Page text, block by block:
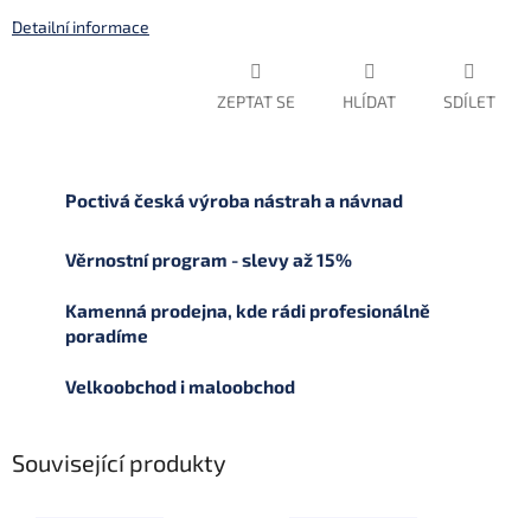
Detailní informace
ZEPTAT SE HLÍDAT SDÍLET
Poctivá česká výroba nástrah a návnad
Věrnostní program - slevy až 15%
Kamenná prodejna, kde rádi profesionálně
poradíme
Velkoobchod i maloobchod
Související produkty